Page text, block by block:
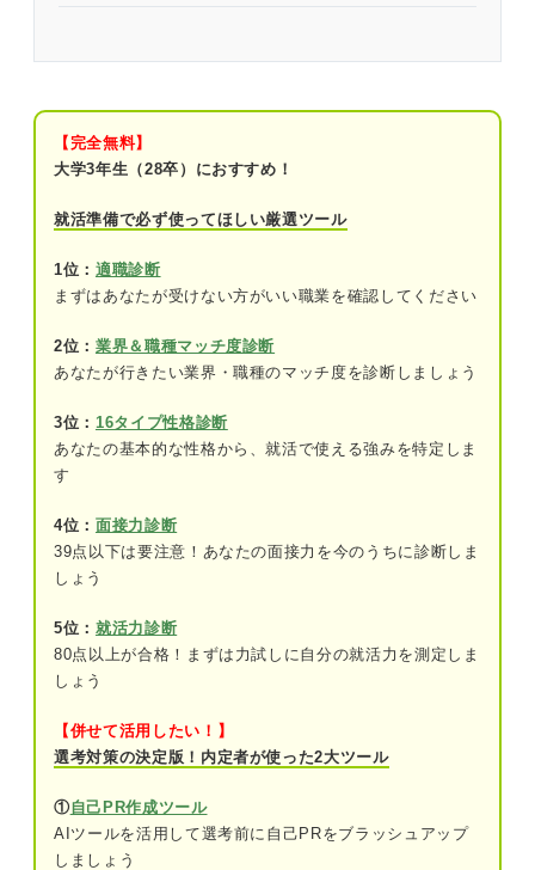
就活エージェントを使わないほうが良いと言われる
4つの理由
①必ず希望に合った企業を紹介されるわけ
③すぐに企業へのエントリーを急かすエー
④就活エージェントでは応募できない企業
就活エージェントを使わないほうが良い人・使わな
①自分のペースで就活を進めていきたい人
③希望する企業がすでに決まっている人
④ESや面接の対策がすでに済んでいる人
て任せたいと考えている人
就活が効率よく進められる！ 就活エージェントの
活用で得られるメリット
【完全無料】
大学3年生（28卒）におすすめ！
就活準備で必ず使ってほしい厳選ツール
1位： 適職診断
まずはあなたが受けない方がいい職業を確認してください
2位： 業界＆職種マッチ度診断
あなたが行きたい業界・職種のマッチ度を診断しましょう
3位： 16タイプ性格診断
あなたの基本的な性格から、就活で使える強みを特定しま
す
4位： 面接力診断
39点以下は要注意！あなたの面接力を今のうちに診断しま
しょう
5位： 就活力診断
80点以上が合格！まずは力試しに自分の就活力を測定しま
しょう
【併せて活用したい！】
選考対策の決定版！内定者が使った2大ツール
①自己PR作成ツール
AIツールを活用して選考前に自己PRをブラッシュアップ
しましょう
新卒の就活エージェントは人によって使わないほうが良い
就活エージェントを使わないほうが良いと言われる4つの